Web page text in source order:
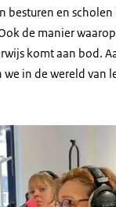
besturen en
de manier
komt aan bod.
in de wereld van